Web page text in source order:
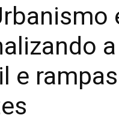
Municipal
a
e